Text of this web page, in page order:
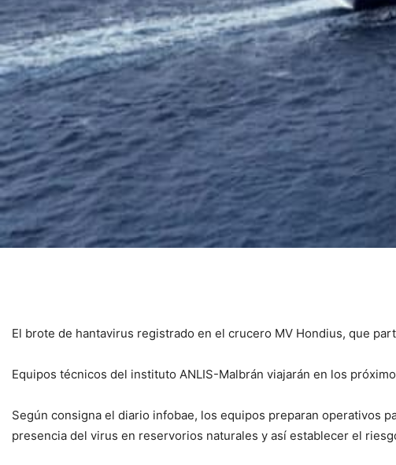
El brote de hantavirus registrado en el crucero MV Hondius, que
Equipos técnicos del instituto ANLIS-Malbrán viajarán en los
Según consigna el diario infobae, los equipos preparan operativos
presencia del virus en reservorios naturales y así establecer el